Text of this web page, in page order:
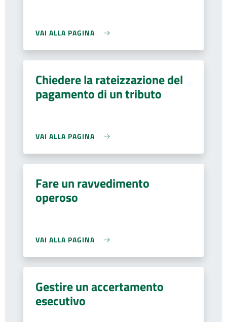
VAI ALLA PAGINA
Chiedere la rateizzazione del
pagamento di un tributo
VAI ALLA PAGINA
Fare un ravvedimento
operoso
VAI ALLA PAGINA
Gestire un accertamento
esecutivo